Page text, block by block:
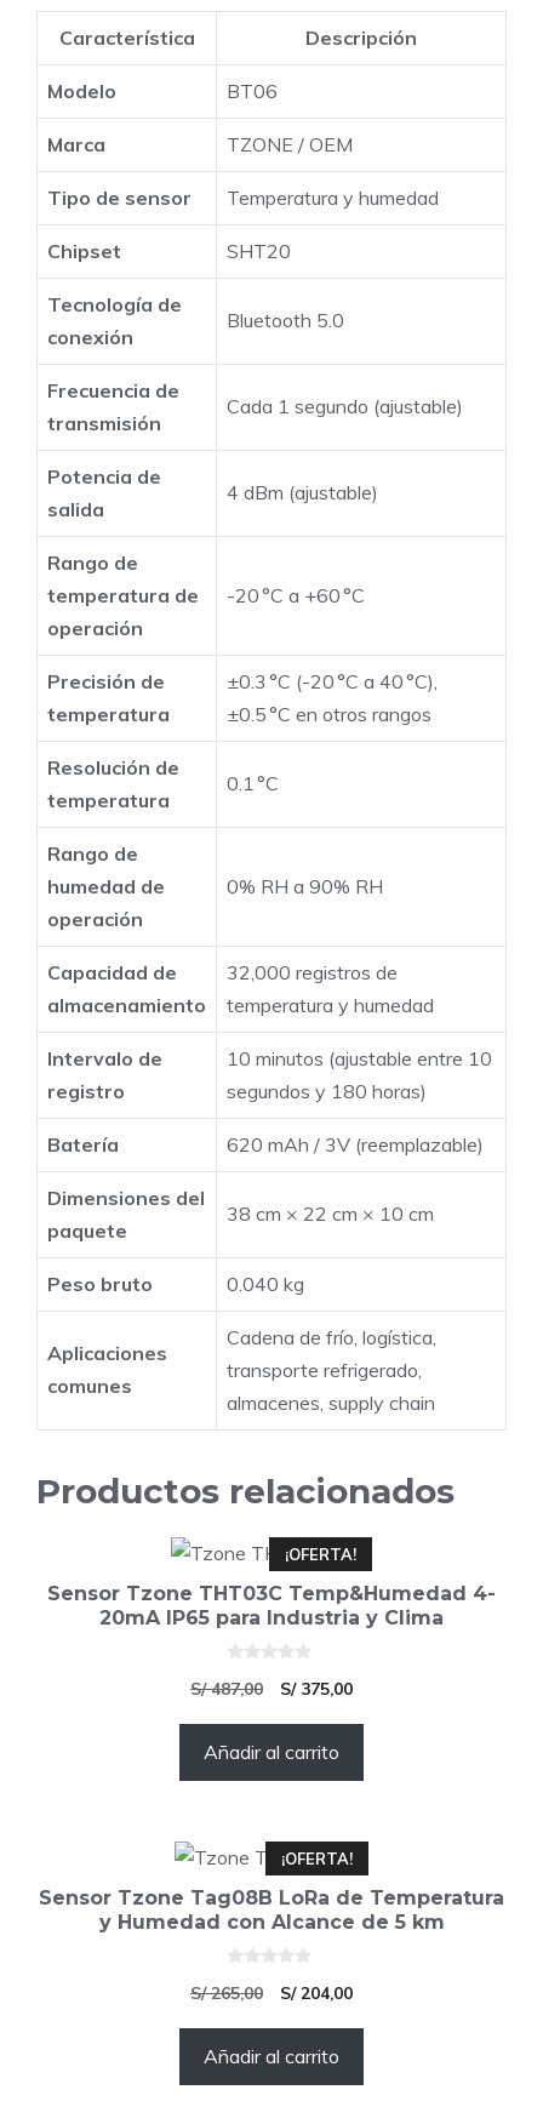
Característica Descripción
Modelo BT06
Marca TZONE / OEM
Tipo de sensor Temperatura y humedad
Chipset SHT20
Tecnología de
conexión
Bluetooth 5.0
Frecuencia de
transmisión
Cada 1 segundo (ajustable)
Potencia de
salida
4 dBm (ajustable)
Rango de
temperatura de
operación
-20 °C a +60 °C
Precisión de
temperatura
±0.3 °C (-20 °C a 40 °C),
±0.5 °C en otros rangos
Resolución de
temperatura
0.1 °C
Rango de
humedad de
operación
0% RH a 90% RH
Capacidad de
almacenamiento
32,000 registros de
temperatura y humedad
Intervalo de
registro
10 minutos (ajustable entre 10
segundos y 180 horas)
Batería 620 mAh / 3V (reemplazable)
Dimensiones del
paquete
38 cm × 22 cm × 10 cm
Peso bruto 0.040 kg
Aplicaciones
comunes
Cadena de frío, logística,
transporte refrigerado,
almacenes, supply chain
Productos relacionados
¡OFERTA!
Sensor Tzone THT03C Temp&Humedad 4-
20mA IP65 para Industria y Clima
d
5
S/487,00
El
precio
original
era:
S/375,00El
precio
es:
Añadir al carrito
¡OFERTA!
Sensor Tzone Tag08B LoRa de Temperatura
y Humedad con Alcance de 5 km
d
5
S/265,00
El
precio
original
era:
S/204,00El
precio
es:
Añadir al carrito